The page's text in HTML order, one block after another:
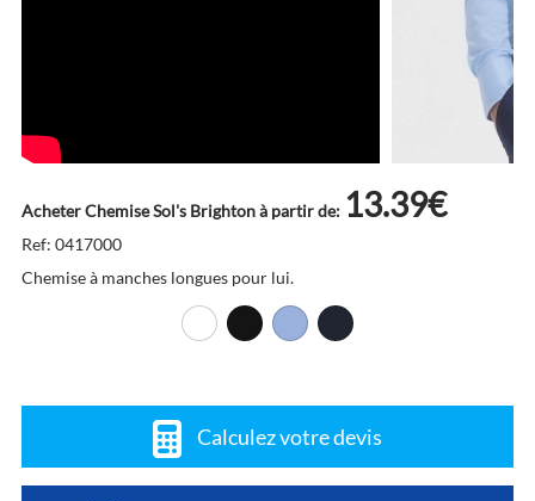
Acheter Chemise Sol's Brighton à partir de: 13.39€
Ref: 0417000
Chemise à manches longues pour lui.
Calculez votre devis